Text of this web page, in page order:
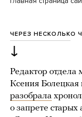
ЧЕРЕЗ НЕСКОЛЬКО
↓
Редактор отдела
Ксения Болецкая
разобрала
о запрете